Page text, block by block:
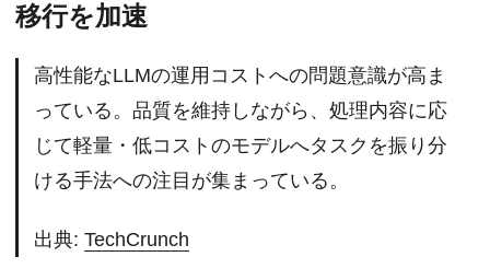
移行を加速
高性能なLLMの運用コストへの問題意識が高ま
っている。品質を維持しながら、処理内容に応
じて軽量・低コストのモデルへタスクを振り分
ける手法への注目が集まっている。
出典: TechCrunch